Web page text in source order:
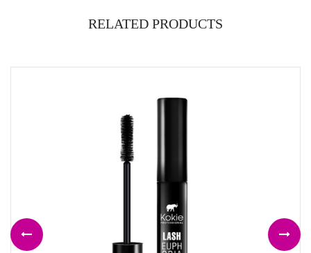
RELATED PRODUCTS